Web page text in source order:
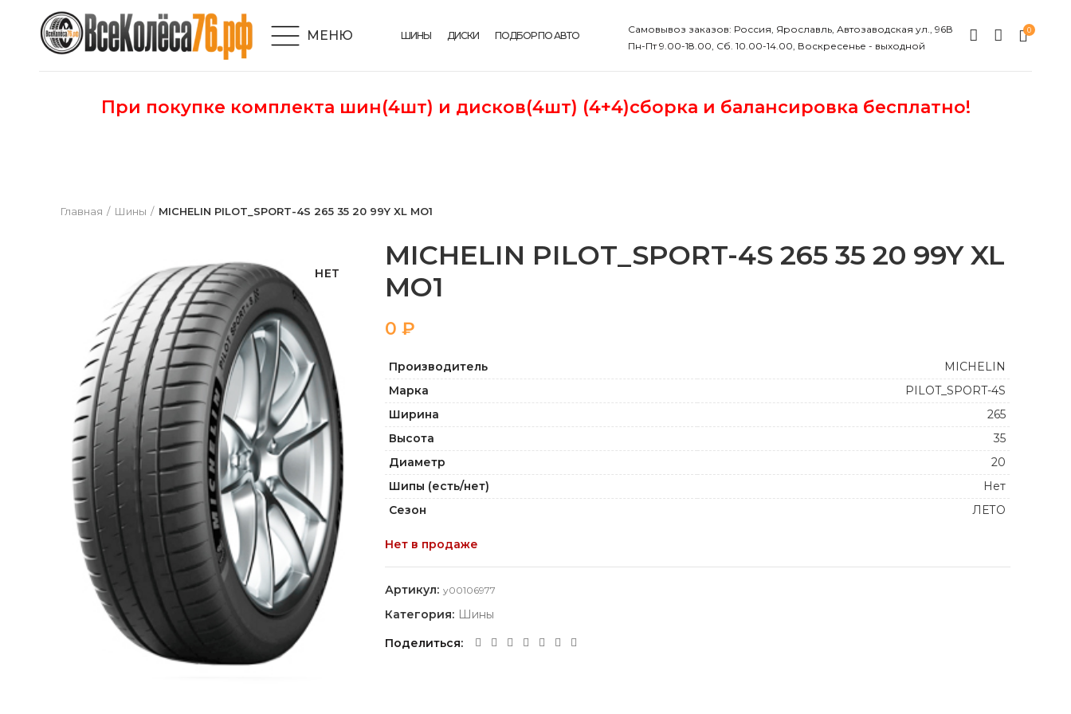
МЕНЮ ШИНЫ ДИСКИ ПОДБОР ПО АВТО
Самовывоз заказов: Россия, Ярославль, Автозаводская ул., 96В
Пн-Пт 9.00-18.00, Сб. 10.00-14.00, Воскресенье - выходной
0
При покупке комплекта шин(4шт) и дисков(4шт) (4+4)сборка и балансировка бесплатно!
Главная Шины MICHELIN PILOT_SPORT-4S 265 35 20 99Y XL MO1
НЕТ
MICHELIN PILOT_SPORT-4S 265 35 20 99Y XL
MO1
₽
Производитель
MICHELIN
Марка
PILOT_SPORT-4S
Ширина
265
Высота
35
Диаметр
20
Шипы (есть/нет)
Нет
Сезон
ЛЕТО
Нет в продаже
Артикул: y00106977
Категория: Шины
Поделиться